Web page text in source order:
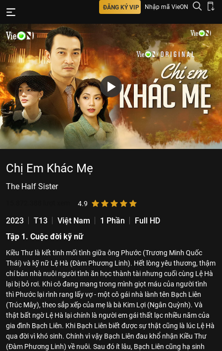
ĐĂNG KÝ VIP Nhập mã VieON
Chị Em Khác Mẹ
The Half Sister
4.9
2023 T13 Việt Nam 1 Phần
Full HD
Tập 1. Cuộc đời kỹ nữ
Kiều Thư là kết tinh mối tình giữa ông Phước (Trương Minh Quốc
Thái) và kỹ nữ Lệ Hà (Đàm Phương Linh). Hết lòng yêu thương, thậm
chí bán nhà nuôi người tình ăn học thành tài nhưng cuối cùng Lệ Hà
lại bị bỏ rơi. Khi cô đang mang trong mình giọt máu của người tình
thì Phước lại rình rang lấy vợ - một cô gái nhà lành tên Bạch Liên
(Trúc Mây), theo sắp xếp của mẹ là bà Kim Lợi (Ngân Quỳnh). Và
thật bất ngờ Lệ Hà lại chính là người em gái thất lạc nhiều năm của
gia đình Bạch Liên. Khi Bạch Liên biết được sự thật cũng là lúc Lệ Hà
qua đời vì khó sinh. Chính vì vậy Bạch Liên đau khổ nhận Kiều Thư
(Đàm Phương Linh) về nuôi. Sau đó ít lâu, Bạch Liên cũng hạ sinh